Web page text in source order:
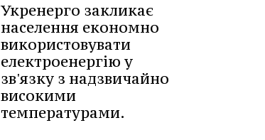
Укренерго закликає
населення економно
використовувати
електроенергію у
зв'язку з надзвичайно
високими
температурами.